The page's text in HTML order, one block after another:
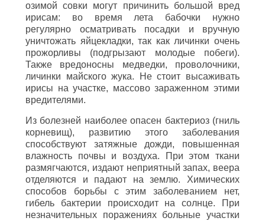
озимой совки могут причинить большой вред
ирисам: во время лета бабочки нужно
регулярно осматривать посадки и вручную
уничтожать яйцекладки, так как личинки очень
прожорливы (подгрызают молодые побеги).
Также вредоносны медведки, проволочники,
личинки майского жука. Не стоит высаживать
ирисы на участке, массово зараженном этими
вредителями.
Из болезней наиболее опасен бактериоз (гниль
корневищ), развитию этого заболевания
способствуют затяжные дожди, повышенная
влажность почвы и воздуха. При этом ткани
размягчаются, издают неприятный запах, веера
отделяются и падают на землю. Химических
способов борьбы с этим заболеванием нет,
гибель бактерии происходит на солнце. При
незначительных поражениях больные участки